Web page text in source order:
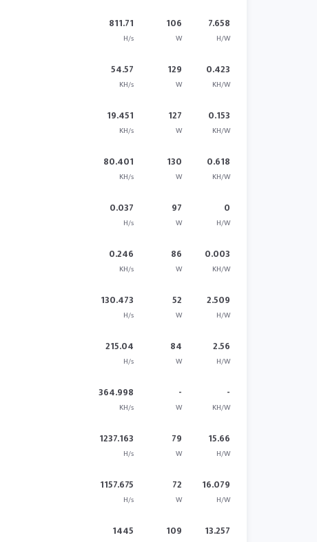
811.71
H/s
106
W
7.658
H/W
54.57
KH/s
129
W
0.423
KH/W
19.451
KH/s
127
W
0.153
KH/W
80.401
KH/s
130
W
0.618
KH/W
0.037
H/s
97
W
0
H/W
0.246
KH/s
86
W
0.003
KH/W
130.473
H/s
52
W
2.509
H/W
215.04
H/s
84
W
2.56
H/W
364.998
KH/s
-
W
-
KH/W
1237.163
H/s
79
W
15.66
H/W
1157.675
H/s
72
W
16.079
H/W
1445 109 13.257